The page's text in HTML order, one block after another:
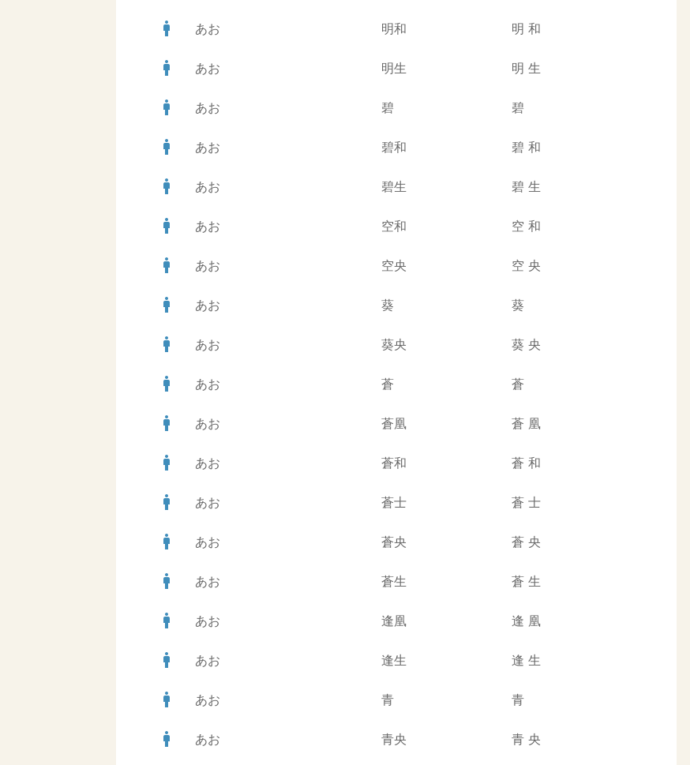
man あお 明和 明 和
man あお 明生 明 生
man あお 碧 碧
man あお 碧和 碧 和
man あお 碧生 碧 生
man あお 空和 空 和
man あお 空央 空 央
man あお 葵 葵
man あお 葵央 葵 央
man あお 蒼 蒼
man あお 蒼凰 蒼 凰
man あお 蒼和 蒼 和
man あお 蒼士 蒼 士
man あお 蒼央 蒼 央
man あお 蒼生 蒼 生
man あお 逢凰 逢 凰
man あお 逢生 逢 生
man あお 青 青
man あお 青央 青 央